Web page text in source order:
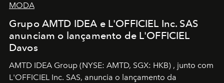
MODA
Grupo AMTD IDEA e L'OFFICIEL Inc. SAS
anunciam o lançamento de L'OFFICIEL
Davos
AMTD IDEA Group (NYSE: AMTD, SGX: HKB) , junto com
L'OFFICIEL Inc. SAS, anuncia o lançamento da